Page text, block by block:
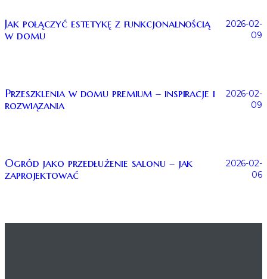
Jak połączyć estetykę z funkcjonalnością
w domu
2026-02-
09
Przeszklenia w domu premium – inspiracje i
rozwiązania
2026-02-
09
Ogród jako przedłużenie salonu – jak
zaprojektować
2026-02-
06